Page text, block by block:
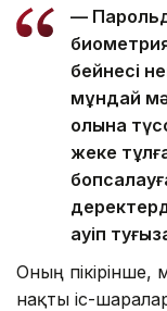
—
бейнесі
мұндай
қолына
жеке
қауіп
Оның пікірінше,
нақты іс-